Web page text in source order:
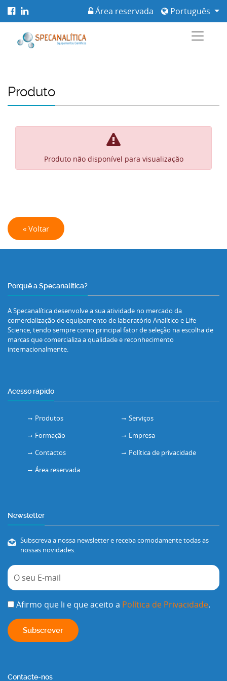
Português
Área reservada
Produto
Produto não disponível para visualização
« Voltar
Porquê a Specanalítica?
A Specanalítica desenvolve a sua atividade no mercado da
comercialização de equipamento de laboratório Analítico e Life
Science, tendo sempre como principal fator de seleção na escolha de
marcas que comercializa a qualidade e reconhecimento
internacionalmente.
Acesso rápido
Produtos
Serviços
Formação
Empresa
Contactos
Política de privacidade
Área reservada
Newsletter
Subscreva a nossa newsletter e receba comodamente todas as
nossas novidades.
Afirmo que li e que aceito a Política de Privacidade.
Contacte-nos